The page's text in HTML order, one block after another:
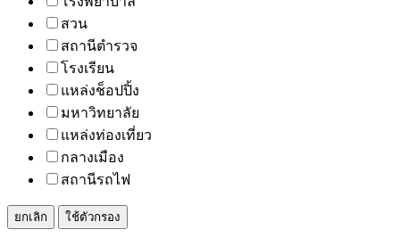
สวน
สถานีตำรวจ
โรงเรียน
แหล่งช็อปปิ้ง
มหาวิทยาลัย
แหล่งท่องเที่ยว
กลางเมือง
สถานีรถไฟ
ยกเลิก ใช้ตัวกรอง